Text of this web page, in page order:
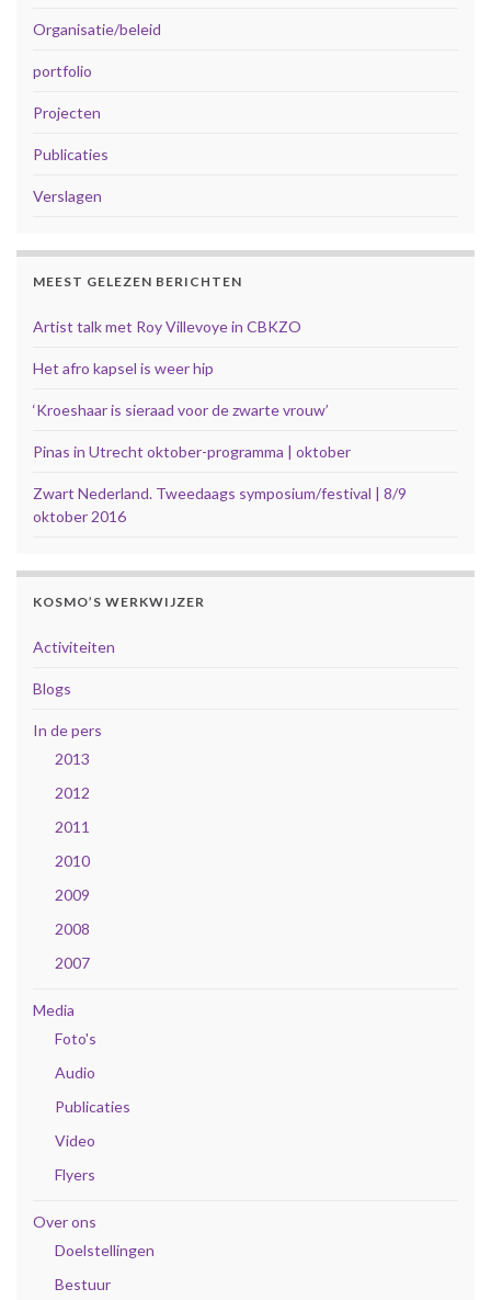
Organisatie/beleid
portfolio
Projecten
Publicaties
Verslagen
MEEST GELEZEN BERICHTEN
Artist talk met Roy Villevoye in CBKZO
Het afro kapsel is weer hip
‘Kroeshaar is sieraad voor de zwarte vrouw’
Pinas in Utrecht oktober-programma | oktober
Zwart Nederland. Tweedaags symposium/festival | 8/9
oktober 2016
KOSMO’S WERKWIJZER
Activiteiten
Blogs
In de pers
2013
2012
2011
2010
2009
2008
2007
Media
Foto's
Audio
Publicaties
Video
Flyers
Over ons
Doelstellingen
Bestuur